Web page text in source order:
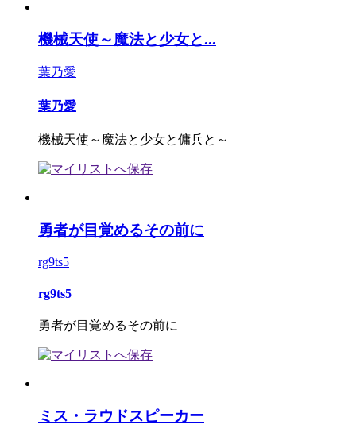
機械天使～魔法と少女と...
葉乃愛
葉乃愛
機械天使～魔法と少女と傭兵と～
勇者が目覚めるその前に
rg9ts5
rg9ts5
勇者が目覚めるその前に
ミス・ラウドスピーカー